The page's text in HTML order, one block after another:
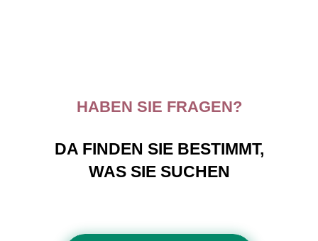
HABEN SIE FRAGEN?
DA FINDEN SIE BESTIMMT,
WAS SIE SUCHEN